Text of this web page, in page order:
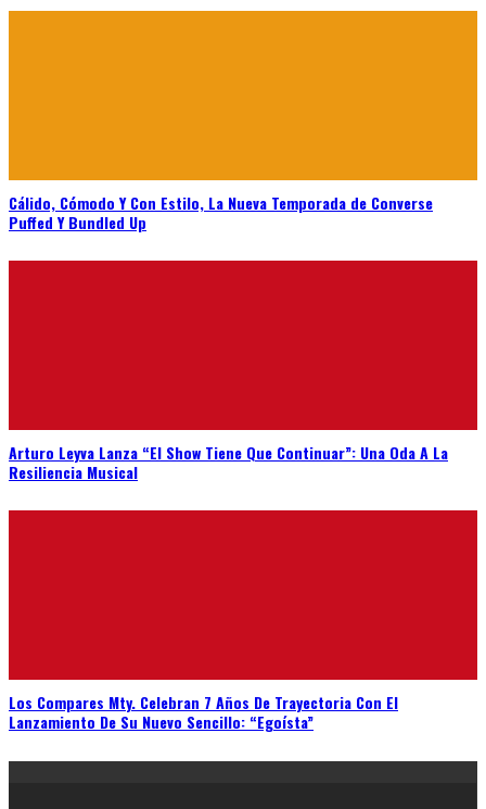
Cálido, Cómodo Y Con Estilo, La Nueva Temporada de Converse
Puffed Y Bundled Up
Arturo Leyva Lanza “El Show Tiene Que Continuar”: Una Oda A La
Resiliencia Musical
Los Compares Mty. Celebran 7 Años De Trayectoria Con El
Lanzamiento De Su Nuevo Sencillo: “Egoísta”